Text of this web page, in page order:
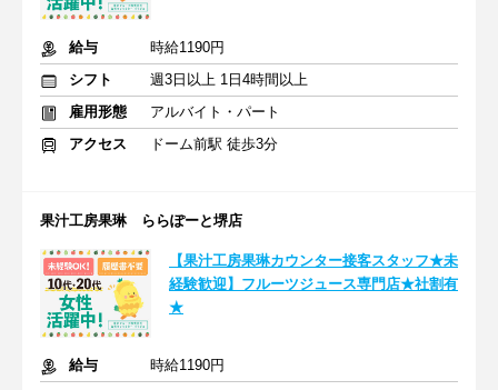
給与
時給1190円
シフト
週3日以上 1日4時間以上
雇用形態
アルバイト・パート
アクセス
ドーム前駅 徒歩3分
果汁工房果琳 ららぽーと堺店
【果汁工房果琳カウンター接客スタッフ★未
経験歓迎】フルーツジュース専門店★社割有
★
給与
時給1190円